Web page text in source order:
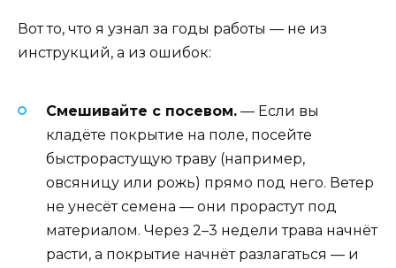
Вот то, что я узнал за годы работы — не из
инструкций, а из ошибок:
Смешивайте с посевом. — Если вы
кладёте покрытие на поле, посейте
быстрорастущую траву (например,
овсяницу или рожь) прямо под него. Ветер
не унесёт семена — они прорастут под
материалом. Через 2–3 недели трава начнёт
расти, а покрытие начнёт разлагаться — и